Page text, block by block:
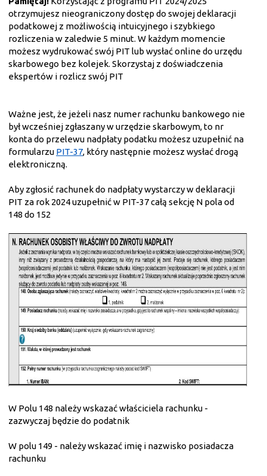
otrzymujesz nieograniczony dostęp do swojej deklaracji
podatkowej z możliwością intuicyjnego i szybkiego
rozliczenia w zaledwie 5 minut. W każdym momencie
możesz wydrukować swój PIT lub wysłać online do urzędu
skarbowego bez kolejek. Skorzystaj z doświadczenia
ekspertów i rozlicz swój PIT
Ważne jest, że jeżeli nasz numer rachunku bankowego nie
był wcześniej zgłaszany w urzędzie skarbowym, to nr
konta do przelewu nadpłaty podatku możesz uzupełnić na
formularzu PIT-37, który następnie możesz wysłać drogą
elektroniczną.
Aby zgłosić rachunek do nadpłaty wystarczy w deklaracji
PIT za rok 2024 uzupełnić w PIT-37 całą sekcję N pola od
148 do 152
W Polu 148 należy wskazać właściciela rachunku -
zazwyczaj będzie do podatnik
W polu 149 - należy wskazać imię i nazwisko posiadacza
rachunku